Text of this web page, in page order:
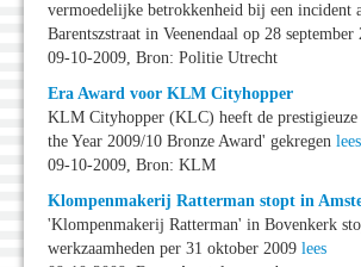
vermoedelijke betrokkenheid bij een incident
Barentszstraat in Veenendaal op 28 september
09-10-2009, Bron: Politie Utrecht
Era Award voor KLM Cityhopper
KLM Cityhopper (KLC) heeft de
the Year 2009/10 Bronze Award' gekregen lees
09-10-2009, Bron: KLM
Klompenmakerij Ratterman stopt in
'Klompenmakerij Ratterman' in Bovenkerk
werkzaamheden per 31 oktober 2009 lees